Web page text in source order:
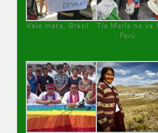
Vale mata, Brasil
Tía María no va !
Perú